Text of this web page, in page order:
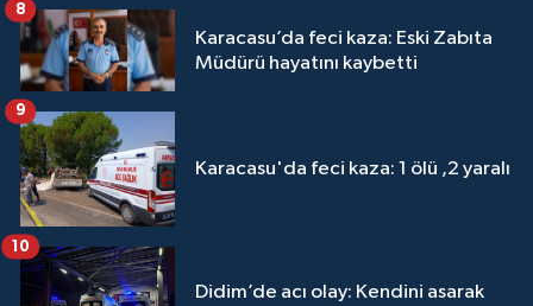
Karacasu’da feci kaza: Eski Zabıta
Müdürü hayatını kaybetti
8
Karacasu'da feci kaza: 1 ölü ,2 yaralı
9
Didim’de acı olay: Kendini asarak
10